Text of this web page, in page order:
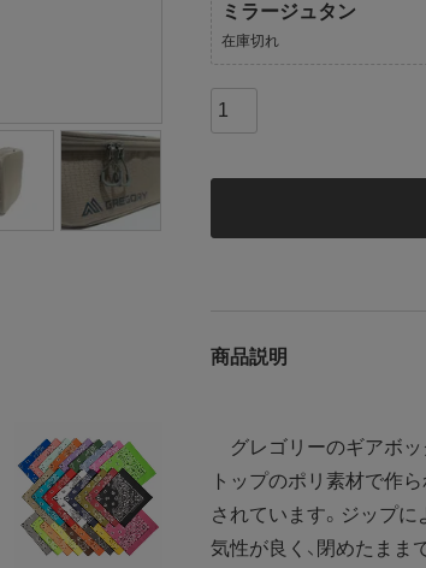
ミラージュタン
在庫切れ
商品説明
グレゴリーのギアボッ
トップのポリ素材で作
されています。ジップ
気性が良く、閉めたまま